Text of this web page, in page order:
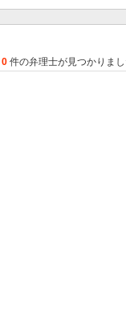
0 件の弁理士が見つかりま